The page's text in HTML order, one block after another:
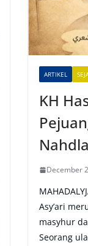
ARTIKEL
KH
December
Asy’ari
masyhur
Seorang